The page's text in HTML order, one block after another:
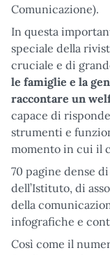
Comunicazione).
In questa
speciale della
cruciale e di
le famiglie e la
raccontare un
capace di
strumenti e
momento in cui il
70 pagine dense
dell’Istituto, di
della
infografiche e
Così come il